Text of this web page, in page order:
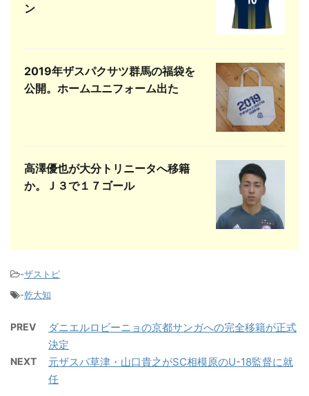
ン
2019年ザスパクサツ群馬の福袋を
公開。ホームユニフォーム出た
高澤優也が大分トリニータへ移籍
か。Ｊ３で１７ゴール
-ザストピ
-乾大知
PREV
ダニエルロビーニョの京都サンガへの完全移籍が正式
決定
NEXT
元ザスパ草津・山口貴之がSC相模原のU-18監督に就
任